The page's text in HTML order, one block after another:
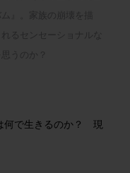
るセンセーショナルな
うのか？
何で生きるのか？ 現